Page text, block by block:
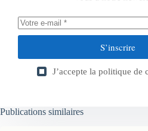
S’inscrire
J’accepte la politique de
Publications similaires